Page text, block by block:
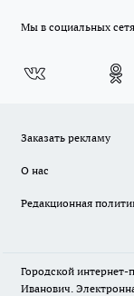
Мы в социальных
Заказать рекламу
О нас
Редакционная
Городской
Иванович.